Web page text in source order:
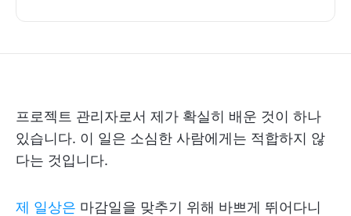
프로젝트 관리자로서 제가 확실히 배운 것이 하나
있습니다. 이 일은 소심한 사람에게는 적합하지 않
다는 것입니다.
제 일상은 마감일을 맞추기 위해 바쁘게 뛰어다니